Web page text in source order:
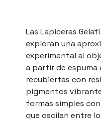
Las Lapiceras
exploran una
experimental al
a partir de espuma
recubiertas con
pigmentos
formas simples
que oscilan entre